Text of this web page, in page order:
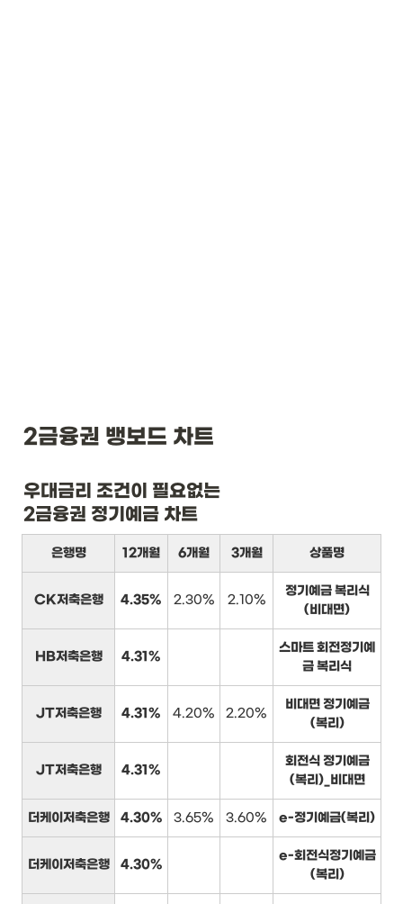
2금융권 뱅보드 차트
우대금리 조건이 필요없는
2금융권 정기예금 차트
은행명 12개월 6개월 3개월 상품명
CK저축은행 4.35% 2.30% 2.10%
정기예금 복리식
(비대면)
HB저축은행 4.31%
스마트 회전정기예
금 복리식
JT저축은행 4.31% 4.20% 2.20%
비대면 정기예금
(복리)
JT저축은행 4.31%
회전식 정기예금
(복리)_비대면
더케이저축은행 4.30% 3.65% 3.60% e-정기예금(복리)
더케이저축은행 4.30%
e-회전식정기예금
(복리)